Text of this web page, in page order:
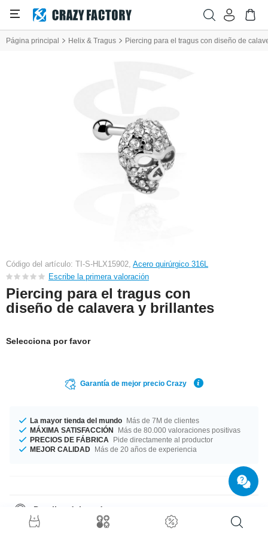
Página principal Helix & Tragus Piercing para el tragus con diseño de
Código del artículo: TI-S-HLX15902, Acero quirúrgico 316L
Escribe la primera valoración
Piercing para el tragus con
diseño de calavera y brillantes
Selecciona por favor
Garantía de mejor precio Crazy
La mayor tienda del mundo Más de 7M de clientes
MÁXIMA SATISFACCIÓN
Más de 80.000 valoraciones positivas
PRECIOS DE FÁBRICA
Pide directamente al productor
MEJOR CALIDAD Más de 20 años de experiencia
Detalles del producto
Disponible en grosor de 1.2 mm. Longitud de 6 mm. Diametro de 3 mm.